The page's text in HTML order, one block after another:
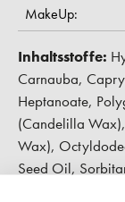
MakeUp:
Inhaltsstoffe:
Carnauba,
Heptanoate,
(Candelilla
Wax),
Seed Oil,
Hydrogenated